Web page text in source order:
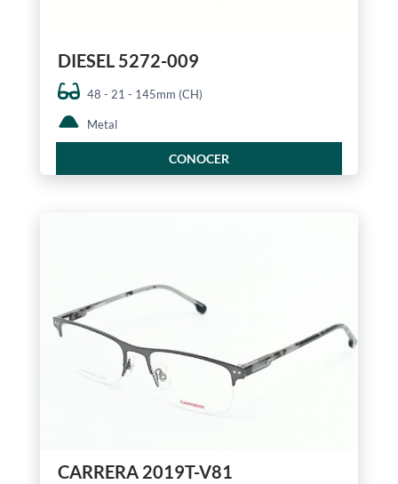
DIESEL 5272-009
48 - 21 - 145mm (CH)
Metal
CONOCER
CARRERA 2019T-V81